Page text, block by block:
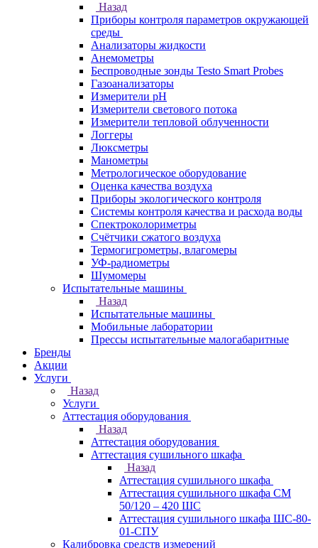
Назад
Приборы контроля параметров окружающей
среды
Анализаторы жидкости
Анемометры
Беспроводные зонды Testo Smart Probes
Газоанализаторы
Измерители pH
Измерители светового потока
Измерители тепловой облученности
Логгеры
Люксметры
Манометры
Метрологическое оборудование
Оценка качества воздуха
Приборы экологического контроля
Системы контроля качества и расхода воды
Спектроколориметры
Счётчики сжатого воздуха
Термогигрометры, влагомеры
УФ-радиометры
Шумомеры
Испытательные машины
Назад
Испытательные машины
Мобильные лаборатории
Прессы испытательные малогабаритные
Бренды
Акции
Услуги
Назад
Услуги
Аттестация оборудования
Назад
Аттестация оборудования
Аттестация сушильного шкафа
Назад
Аттестация сушильного шкафа
Аттестация сушильного шкафа СМ
50/120 – 420 ШС
Аттестация сушильного шкафа ШС-80-
01-СПУ
Калибровка средств измерений